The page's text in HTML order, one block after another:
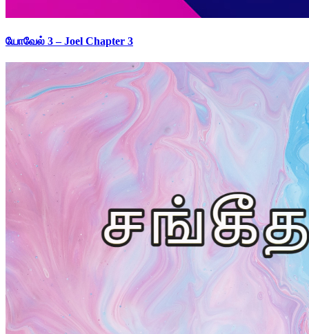
யோவேல் 3 – Joel Chapter 3